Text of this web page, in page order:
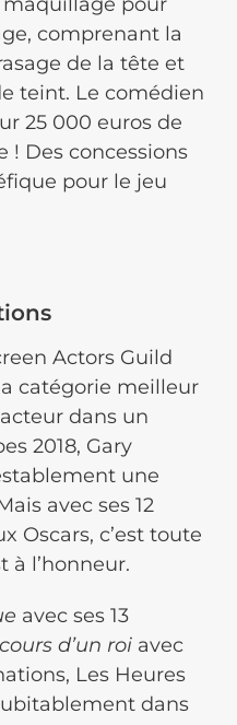
comprenant la
de la tête et
teint. Le comédien
25 000 euros de
! Des concessions
pour le jeu
Actors Guild
catégorie meilleur
dans un
2018, Gary
une
avec ses 12
Oscars, c’est toute
à l’honneur.
avec ses 13
d’un roi avec
Les Heures
dans